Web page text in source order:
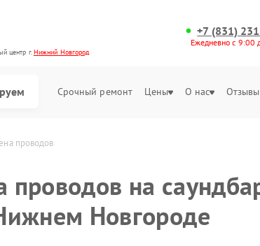
центр г.Нижний Новгород
+7 (831)
Ежедневно с 9:00
Срочный ремонт Цены О нас Отзывы
проводов
проводов на
Новгороде